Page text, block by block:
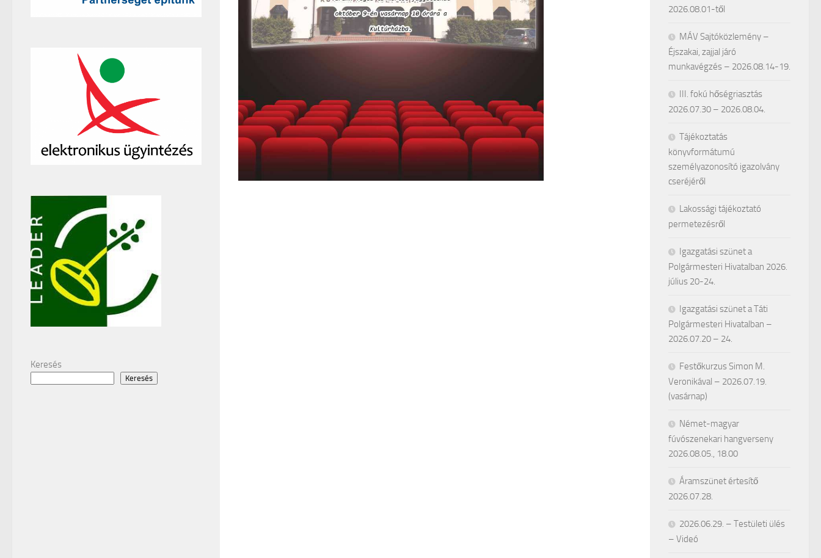
Keresés
Keresés
2026.08.01-től
MÁV Sajtóközlemény –
Éjszakai, zajjal járó
munkavégzés – 2026.08.14-19.
III. fokú hőségriasztás
2026.07.30 – 2026.08.04.
Tájékoztatás
könyvformátumú
személyazonosító igazolvány
cseréjéről
Lakossági tájékoztató
permetezésről
Igazgatási szünet a
Polgármesteri Hivatalban 2026.
július 20-24.
Igazgatási szünet a Táti
Polgármesteri Hivatalban –
2026.07.20 – 24.
Festőkurzus Simon M.
Veronikával – 2026.07.19.
(vasárnap)
Német-magyar
fúvószenekari hangverseny
2026.08.05., 18.00
Áramszünet értesítő
2026.07.28.
2026.06.29. – Testületi ülés
– Videó